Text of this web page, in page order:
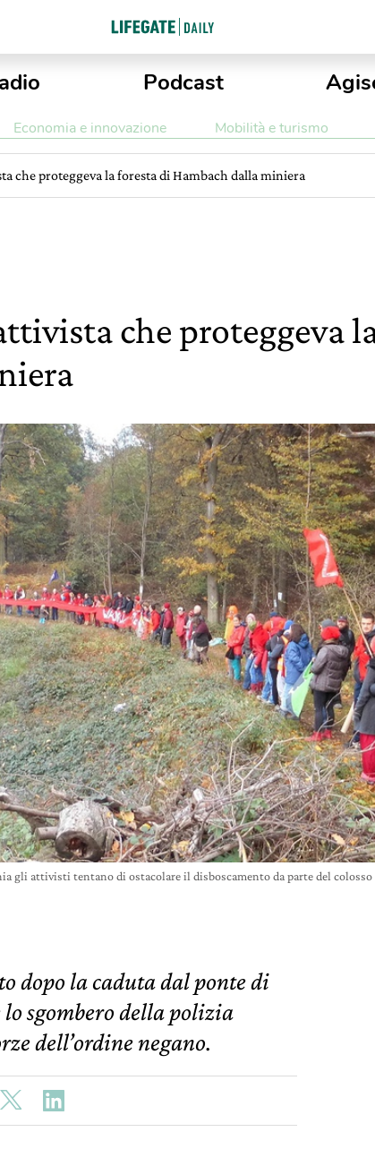
Podcast
Economia e innovazione Mobilità e turismo
che proteggeva la foresta di Hambach dalla miniera
che proteggeva
gli attivisti tentano di ostacolare il disboscamento da parte del
dopo la caduta dal ponte di
sgombero della polizia
dell’ordine negano.